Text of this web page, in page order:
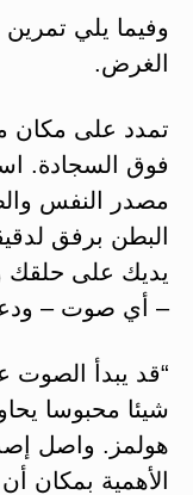
وفيما يلي
الغرض.
تمدد على مكان
فوق السجادة.
مصدر النفس
البطن برفق
يديك على حلقك
– أي صوت –
“قد يبدأ الصوت
شيئا محبوسا
هولمز. واصل
الأهمية بمكان